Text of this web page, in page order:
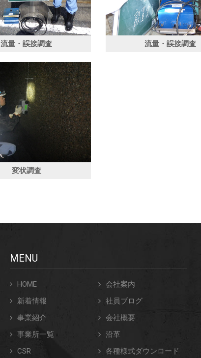
流量・誤接調査 流量・誤接調査
変状調査
MENU
HOME
会社案内
新着情報
社員ブログ
事業紹介
会社概要
事業所一覧
沿革
CSR
各種様式ダウンロード